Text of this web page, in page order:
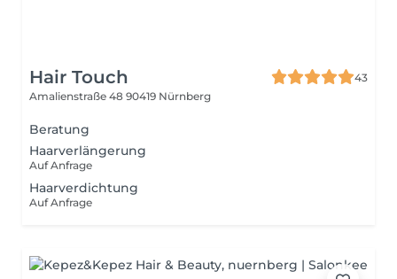
Hair Touch
43
Amalienstraße 48 90419 Nürnberg
Beratung
Haarverlängerung
Auf Anfrage
Haarverdichtung
Auf Anfrage